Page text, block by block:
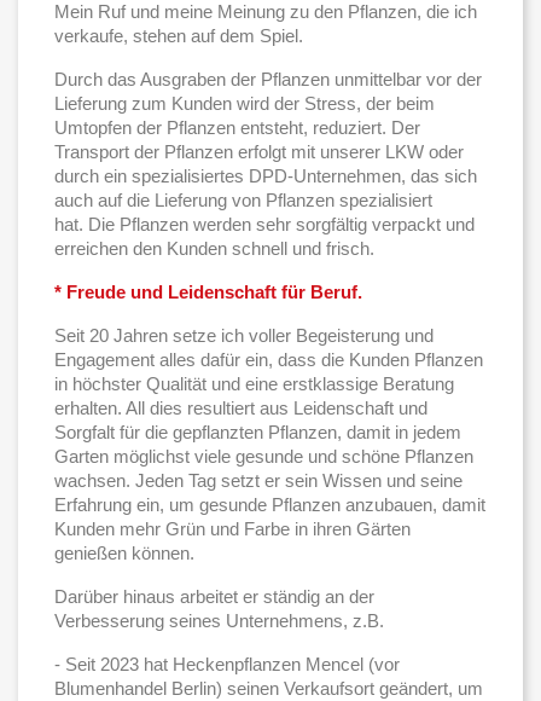
Mein Ruf und meine Meinung zu den Pflanzen, die ich
verkaufe, stehen auf dem Spiel.
Durch das Ausgraben der Pflanzen unmittelbar vor der
Lieferung zum Kunden wird der Stress, der beim
Umtopfen der Pflanzen entsteht, reduziert. Der
Transport der Pflanzen erfolgt mit unserer LKW oder
durch ein spezialisiertes DPD-Unternehmen, das sich
auch auf die Lieferung von Pflanzen spezialisiert
hat. Die Pflanzen werden sehr sorgfältig verpackt und
erreichen den Kunden schnell und frisch.
* Freude und Leidenschaft für Beruf.
Seit 20 Jahren setze ich voller Begeisterung und
Engagement alles dafür ein, dass die Kunden Pflanzen
in höchster Qualität und eine erstklassige Beratung
erhalten. All dies resultiert aus Leidenschaft und
Sorgfalt für die gepflanzten Pflanzen, damit in jedem
Garten möglichst viele gesunde und schöne Pflanzen
wachsen. Jeden Tag setzt er sein Wissen und seine
Erfahrung ein, um gesunde Pflanzen anzubauen, damit
Kunden mehr Grün und Farbe in ihren Gärten
genießen können.
Darüber hinaus arbeitet er ständig an der
Verbesserung seines Unternehmens, z.B.
- Seit 2023 hat Heckenpflanzen Mencel (vor
Blumenhandel Berlin) seinen Verkaufsort geändert, um